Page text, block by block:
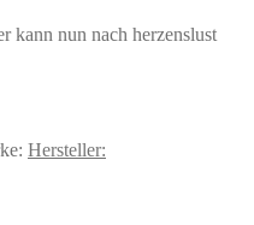
kann nun nach herzenslust
Hersteller: